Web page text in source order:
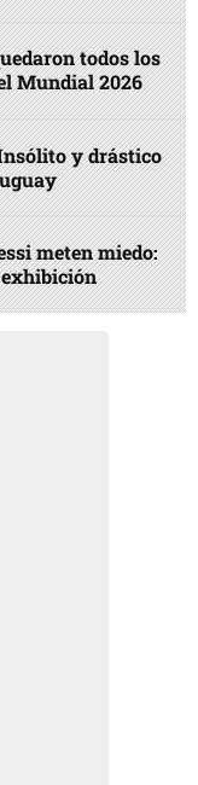
todos los
Mundial 2026
y drástico
meten miedo: